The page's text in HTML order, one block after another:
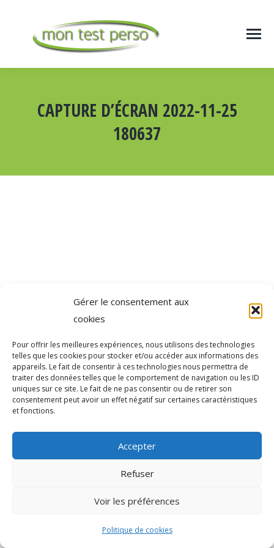
Gérer le consentement aux
cookies
Pour offrir les meilleures expériences, nous utilisons des technologies
telles que les cookies pour stocker et/ou accéder aux informations des
appareils. Le fait de consentir à ces technologies nous permettra de
traiter des données telles que le comportement de navigation ou les ID
uniques sur ce site. Le fait de ne pas consentir ou de retirer son
consentement peut avoir un effet négatif sur certaines caractéristiques
et fonctions.
Accepter
Refuser
Voir les préférences
Politique de cookies
CAPTURE D’ÉCRAN 2022-11-25
180637
communication Akinai Switzerland